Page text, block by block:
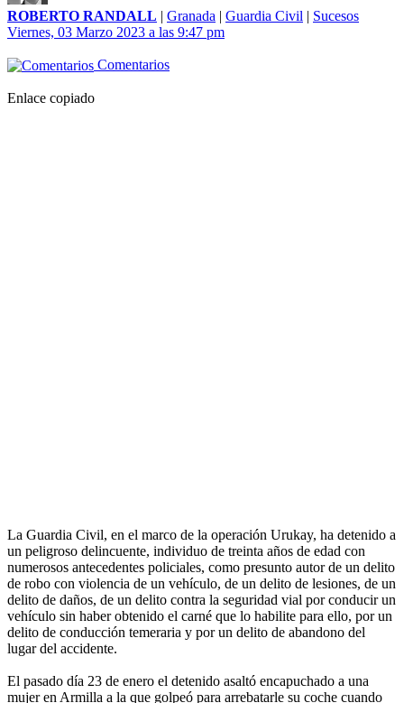
ROBERTO RANDALL | Granada | Guardia Civil | Sucesos
Viernes, 03 Marzo 2023 a las 9:47 pm
Comentarios
Enlace copiado
La Guardia Civil, en el marco de la operación Urukay, ha detenido a
un peligroso delincuente, individuo de treinta años de edad con
numerosos antecedentes policiales, como presunto autor de un delito
de robo con violencia de un vehículo, de un delito de lesiones, de un
delito de daños, de un delito contra la seguridad vial por conducir un
vehículo sin haber obtenido el carné que lo habilite para ello, por un
delito de conducción temeraria y por un delito de abandono del
lugar del accidente.
El pasado día 23 de enero el detenido asaltó encapuchado a una
mujer en Armilla a la que golpeó para arrebatarle su coche cuando